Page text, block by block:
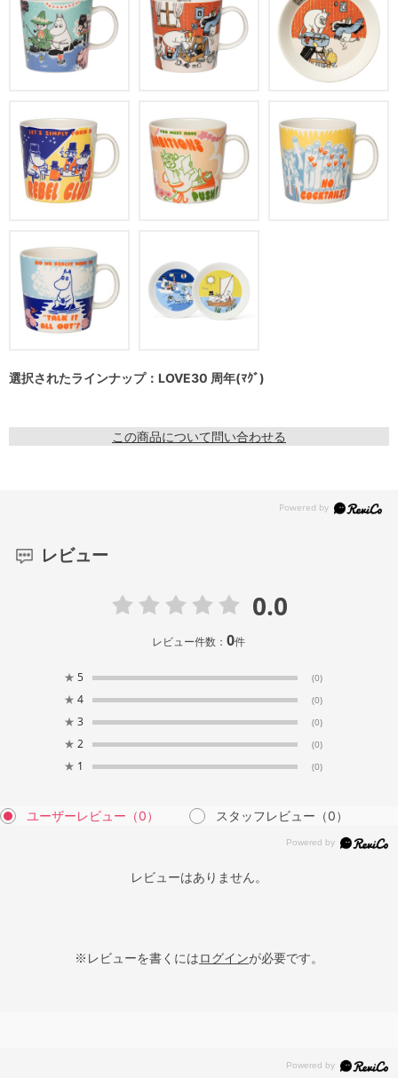
選択されたラインナップ：LOVE30 周年(ﾏｸﾞ)
この商品について問い合わせる
レビュー
0.0
レビュー件数：0件
★ 5 (0)
★ 4 (0)
★ 3 (0)
★ 2 (0)
★ 1 (0)
ユーザーレビュー （0） スタッフレビュー （0）
レビューはありません。
※レビューを書くにはログインが必要です。